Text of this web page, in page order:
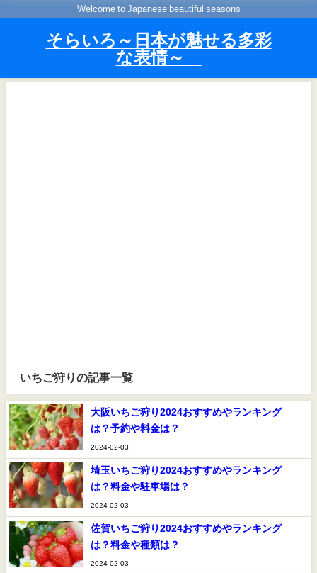
Welcome to Japanese beautiful seasons
そらいろ～日本が魅せる多彩
な表情～
いちご狩りの記事一覧
大阪いちご狩り2024おすすめやランキング
は？予約や料金は？
2024-02-03
埼玉いちご狩り2024おすすめやランキング
は？料金や駐車場は？
2024-02-03
佐賀いちご狩り2024おすすめやランキング
は？料金や種類は？
2024-02-03